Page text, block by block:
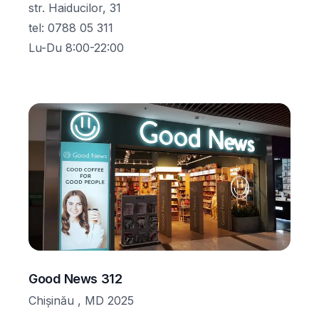
str. Haiducilor, 31
tel: 0788 05 311
Lu-Du 8:00-22:00
Good News 312
Chișinău , MD 2025